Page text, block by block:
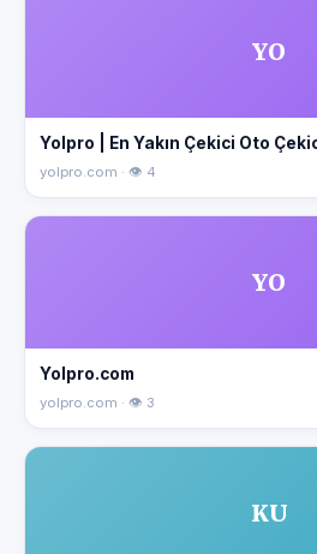
YO
Yolpro | En Yakın Çekici Oto
yolpro.com · 👁 4
YO
Yolpro.com
yolpro.com · 👁 3
KU